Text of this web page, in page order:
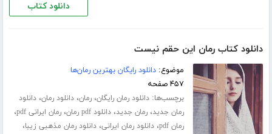
دانلود کتاب
دانلود کتاب رمان این حقم نیست
موضوع:دانلود رایگان بهترین رمان‌ها
۴۵۷ صفحه
برچسب‌ها:دانلود رمان رایگان،رمان،دانلود رمان،دانلود
رمان جدید،رمان جدید،دانلود pdf رمان ،رمان ایرانی pdf ،
رمان pdf ،دانلود رمان ایرانی،دانلود رمان مذهبی زیبا،